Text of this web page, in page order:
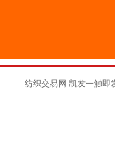
纺织交易网 凯发一触即